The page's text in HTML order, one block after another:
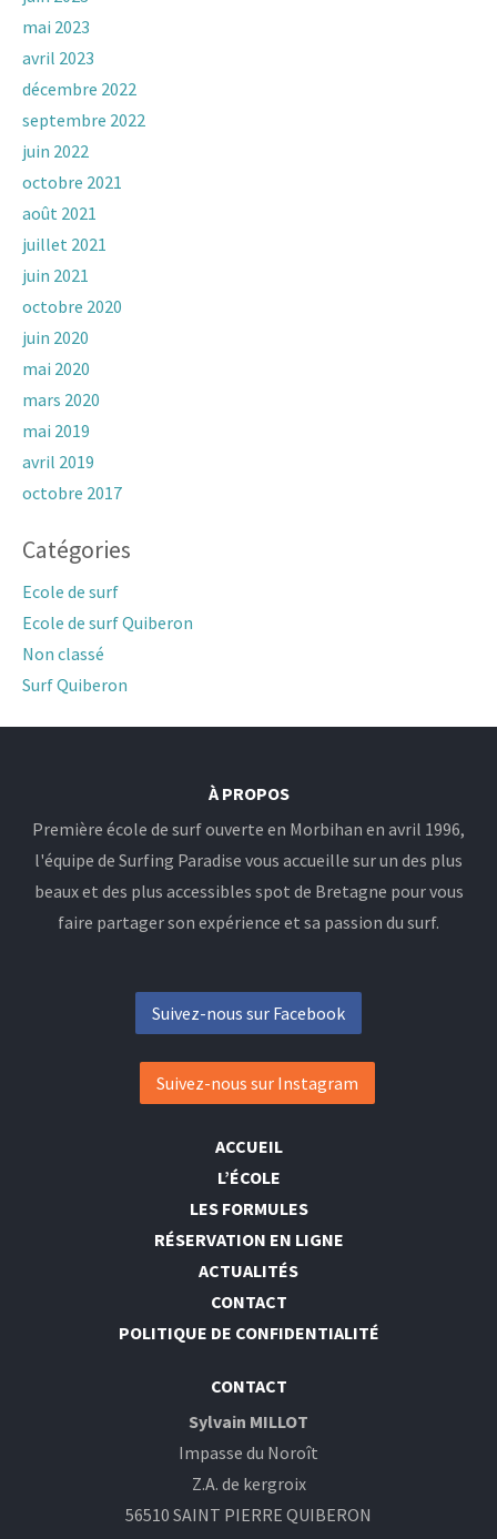
mai 2023
avril 2023
décembre 2022
septembre 2022
juin 2022
octobre 2021
août 2021
juillet 2021
juin 2021
octobre 2020
juin 2020
mai 2020
mars 2020
mai 2019
avril 2019
octobre 2017
Catégories
Ecole de surf
Ecole de surf Quiberon
Non classé
Surf Quiberon
À PROPOS
Première école de surf ouverte en Morbihan en avril 1996,
l'équipe de Surfing Paradise vous accueille sur un des plus
beaux et des plus accessibles spot de Bretagne pour vous
faire partager son expérience et sa passion du surf.
Suivez-nous sur Facebook
Suivez-nous sur Instagram
ACCUEIL
L’ÉCOLE
LES FORMULES
RÉSERVATION EN LIGNE
ACTUALITÉS
CONTACT
POLITIQUE DE CONFIDENTIALITÉ
CONTACT
Sylvain MILLOT
Impasse du Noroît
Z.A. de kergroix
56510 SAINT PIERRE QUIBERON